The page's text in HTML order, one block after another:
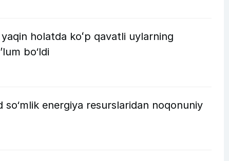
holatda koʻp qavatli uylarning
bo‘ldi
so‘mlik energiya resurslaridan noqonuniy